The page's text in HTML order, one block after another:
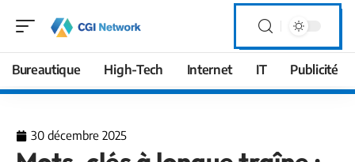
Bureautique High-Tech Internet IT Publicité
30 décembre 2025